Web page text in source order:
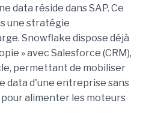
data réside dans SAP. Ce
une stratégie
Snowflake dispose déjà
» avec Salesforce (CRM),
permettant de mobiliser
data d'une entreprise sans
alimenter les moteurs